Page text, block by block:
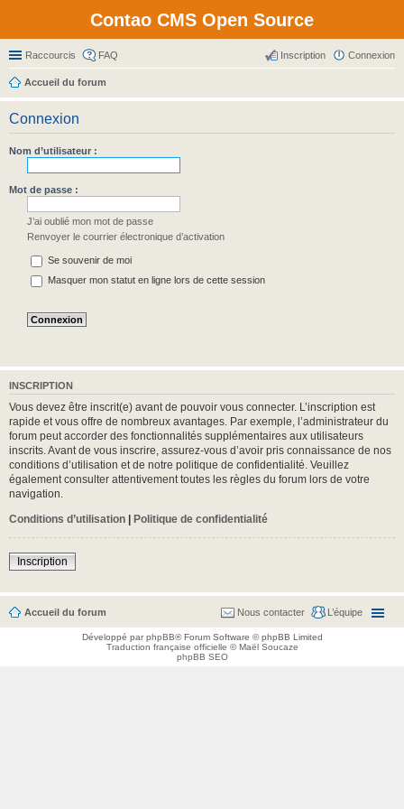
Contao CMS Open Source
Raccourcis FAQ Connexion
Inscription
Accueil du forum
Connexion
Nom d’utilisateur :
Mot de passe :
J’ai oublié mon mot de passe
Renvoyer le courrier électronique d’activation
Se souvenir de moi
Masquer mon statut en ligne lors de cette session
INSCRIPTION
Vous devez être inscrit(e) avant de pouvoir vous connecter. L’inscription est
rapide et vous offre de nombreux avantages. Par exemple, l’administrateur du
forum peut accorder des fonctionnalités supplémentaires aux utilisateurs
inscrits. Avant de vous inscrire, assurez-vous d’avoir pris connaissance de nos
conditions d’utilisation et de notre politique de confidentialité. Veuillez
également consulter attentivement toutes les règles du forum lors de votre
navigation.
Conditions d’utilisation | Politique de confidentialité
Inscription
Accueil du forum L’équipe
Nous contacter
Développé parphpBB® Forum Software © phpBB Limited
Traduction française officielle ©Maël Soucaze
phpBB SEO